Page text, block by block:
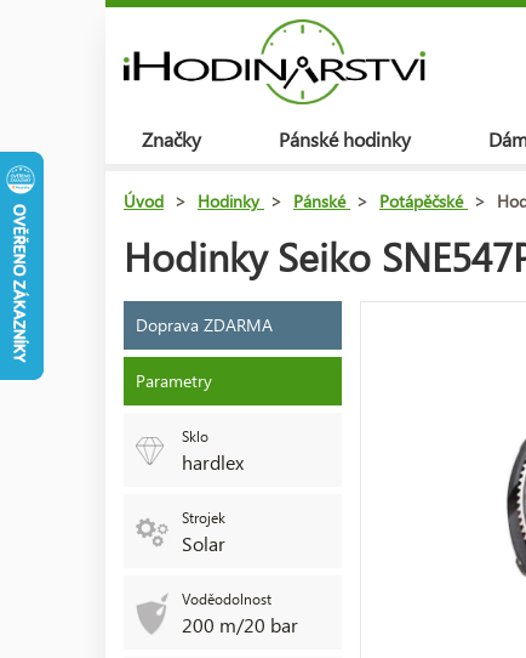
Značky Pánské hodinky
Úvod > Hodinky > Pánské > Potápěčské >
Hodinky Seiko
Doprava ZDARMA
Parametry
Sklo
hardlex
Strojek
Solar
Voděodolnost
200 m/20 bar